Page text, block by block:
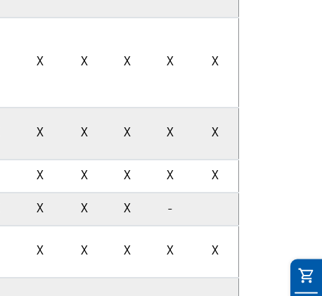
X X X X X
X X X X X
X X X X X
X X X -
X X X X X